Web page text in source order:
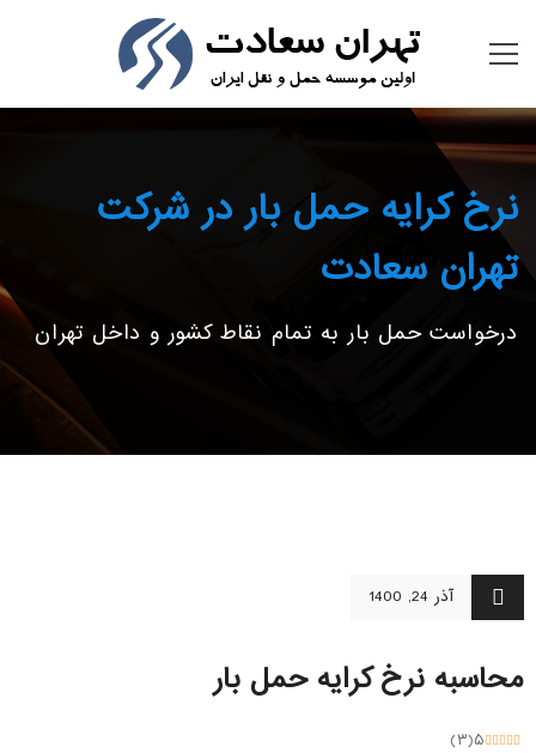
نرخ کرایه حمل بار در شرکت
تهران سعادت
درخواست حمل بار به تمام نقاط کشور و داخل تهران
آذر 24, 1400
محاسبه نرخ کرایه حمل بار
۵(۳)